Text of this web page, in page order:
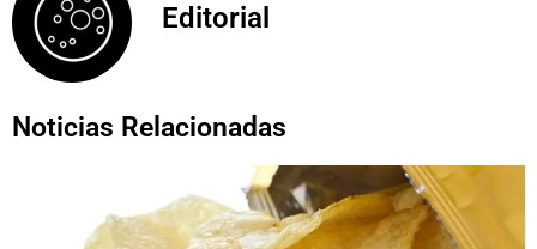
Editorial
Noticias Relacionadas